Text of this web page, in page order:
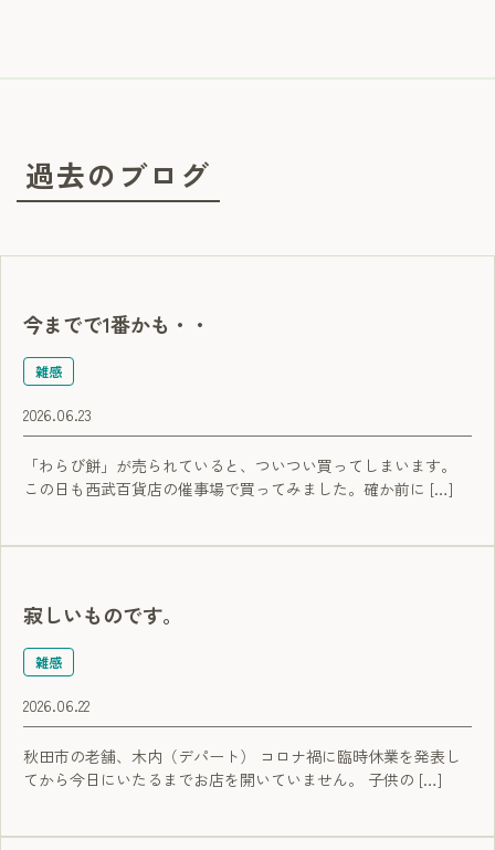
過去のブログ
今までで1番かも・・
雑感
2026.06.23
「わらび餅」が売られていると、ついつい買ってしまいます。
この日も西武百貨店の催事場で買ってみました。確か前に […]
寂しいものです。
雑感
2026.06.22
秋田市の老舗、木内（デパート） コロナ禍に臨時休業を発表し
てから今日にいたるまでお店を開いていません。 子供の […]